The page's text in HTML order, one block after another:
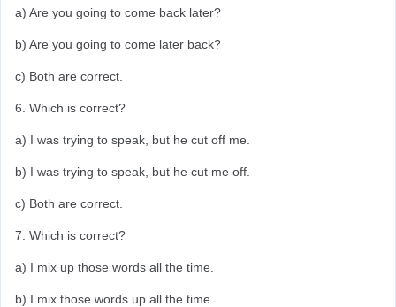
a) Are you going to come back later?
b) Are you going to come later back?
c) Both are correct.
6. Which is correct?
a) I was trying to speak, but he cut off me.
b) I was trying to speak, but he cut me off.
c) Both are correct.
7. Which is correct?
a) I mix up those words all the time.
b) I mix those words up all the time.